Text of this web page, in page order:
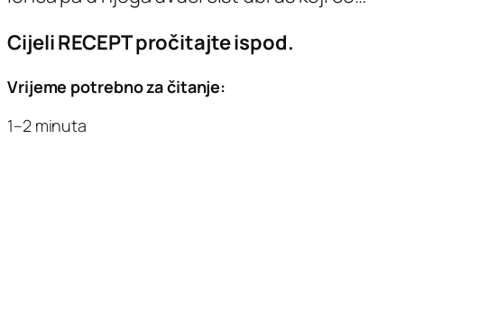
Cijeli RECEPT pročitajte ispod.
Vrijeme potrebno za čitanje:
1–2 minuta